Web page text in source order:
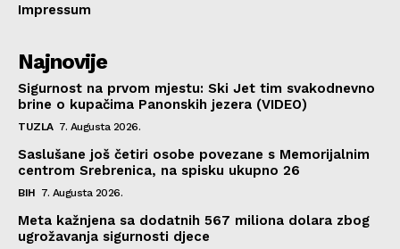
Impressum
Najnovije
Sigurnost na prvom mjestu: Ski Jet tim svakodnevno
brine o kupačima Panonskih jezera (VIDEO)
TUZLA 7. Augusta 2026.
Saslušane još četiri osobe povezane s Memorijalnim
centrom Srebrenica, na spisku ukupno 26
BIH 7. Augusta 2026.
Meta kažnjena sa dodatnih 567 miliona dolara zbog
ugrožavanja sigurnosti djece